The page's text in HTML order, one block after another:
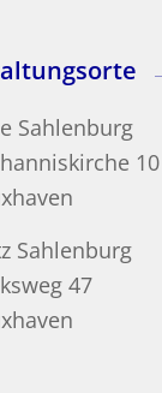
Sahlenburg
10
Sahlenburg
47